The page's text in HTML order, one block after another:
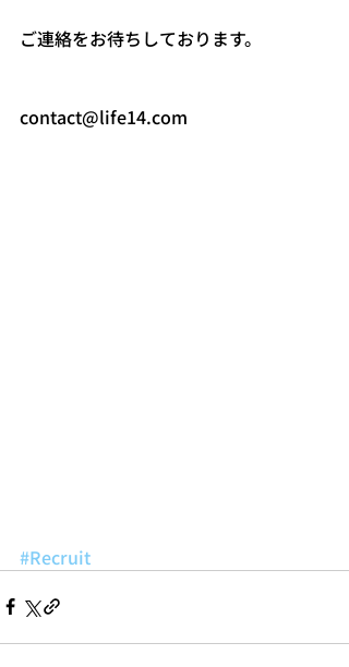
ご連絡をお待ちしております。
contact@life14.com
#Recruit